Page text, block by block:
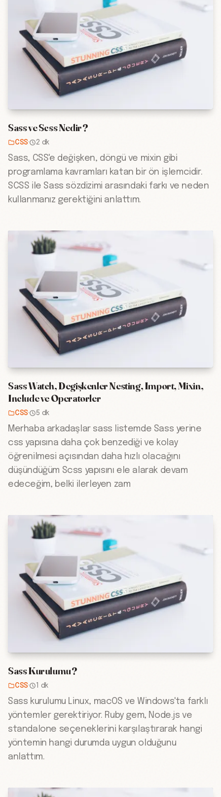
Sass ve Scss Nedir ?
CSS· 2 dk
Sass, CSS'e değişken, döngü ve mixin gibi
programlama kavramları katan bir ön işlemcidir.
SCSS ile Sass sözdizimi arasındaki farkı ve neden
kullanmanız gerektiğini anlattım.
Sass Watch, Degişkenler Nesting, Import, Mixin,
Include ve Operatorler
CSS· 5 dk
Merhaba arkadaşlar sass listemde Sass yerine
css yapısına daha çok benzediği ve kolay
öğrenilmesi açısından daha hızlı olacağını
düşündüğüm Scss yapısını ele alarak devam
edeceğim, belki ilerleyen zam
Sass Kurulumu ?
CSS· 1 dk
Sass kurulumu Linux, macOS ve Windows'ta farklı
yöntemler gerektiriyor. Ruby gem, Node.js ve
standalone seçeneklerini karşılaştırarak hangi
yöntemin hangi durumda uygun olduğunu
anlattım.